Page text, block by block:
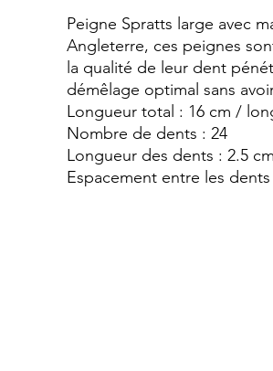
Peigne Spratts large avec
Angleterre, ces peignes
la qualité de leur dent
démêlage optimal sans
Longueur total : 16 cm /
Nombre de dents : 24
Longueur des dents : 2.5 cm
Espacement entre les